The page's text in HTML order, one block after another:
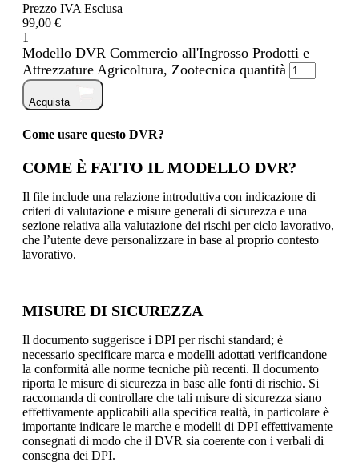
Prezzo IVA Esclusa
99,00 €
1
Modello DVR Commercio all'Ingrosso Prodotti e
Attrezzature Agricoltura, Zootecnica quantità
Acquista
Come usare questo DVR?
COME È FATTO IL MODELLO DVR?
Il file include una relazione introduttiva con indicazione di
criteri di valutazione e misure generali di sicurezza e una
sezione relativa alla valutazione dei rischi per ciclo lavorativo,
che l’utente deve personalizzare in base al proprio contesto
lavorativo.
MISURE DI SICUREZZA
Il documento suggerisce i DPI per rischi standard; è
necessario specificare marca e modelli adottati verificandone
la conformità alle norme tecniche più recenti. Il documento
riporta le misure di sicurezza in base alle fonti di rischio. Si
raccomanda di controllare che tali misure di sicurezza siano
effettivamente applicabili alla specifica realtà, in particolare è
importante indicare le marche e modelli di DPI effettivamente
consegnati di modo che il DVR sia coerente con i verbali di
consegna dei DPI.